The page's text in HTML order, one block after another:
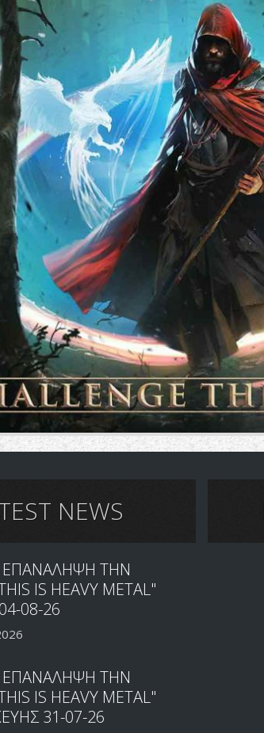
NEWS
ΕΠΑΝΑΛΗΨΗ ΤΗΝ
IS HEAVY METAL"
08-26
ΕΠΑΝΑΛΗΨΗ ΤΗΝ
IS HEAVY METAL"
31-07-26